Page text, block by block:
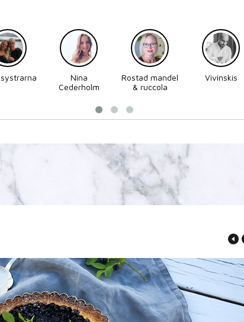
Nina
Cederholm
Rostad mandel
& ruccola
Vivinskis